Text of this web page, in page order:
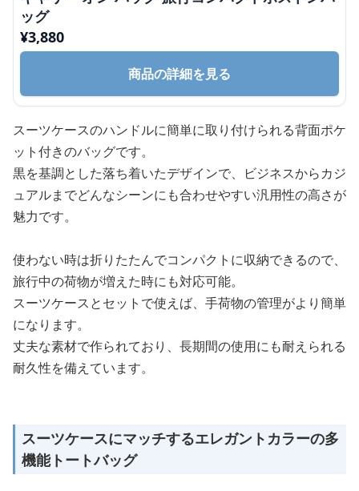
ッグ
¥3,880
商品の詳細を見る
スーツケースのハンドルに簡単に取り付けられる背面ポケ
ット付きのバッグです。
黒を基調とした落ち着いたデザインで、ビジネスからカジ
ュアルまでどんなシーンにも合わせやすい汎用性の高さが
魅力です。
使わない時は折りたたんでコンパクトに収納できるので、
旅行中の荷物が増えた時にも対応可能。
スーツケースとセットで使えば、手荷物の管理がより簡単
になります。
丈夫な素材で作られており、長期間の使用にも耐えられる
耐久性を備えています。
スーツケースにマッチするエレガントカラーの多
機能トートバッグ